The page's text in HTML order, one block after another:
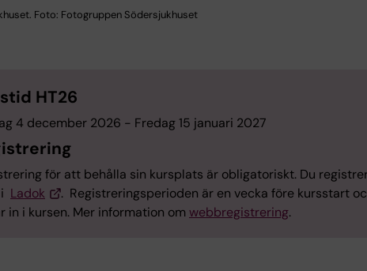
Foto: Fotogruppen Södersjukhuset
HT26
4 december 2026 - Fredag 15 januari 2027
för att behålla sin kursplats är obligatoriskt. Du
Ladok
. Registreringsperioden är en vecka före kursstart
in i kursen. Mer information om webbregistrering.